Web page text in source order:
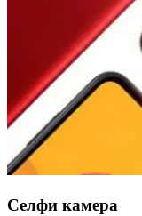
Селфи камера